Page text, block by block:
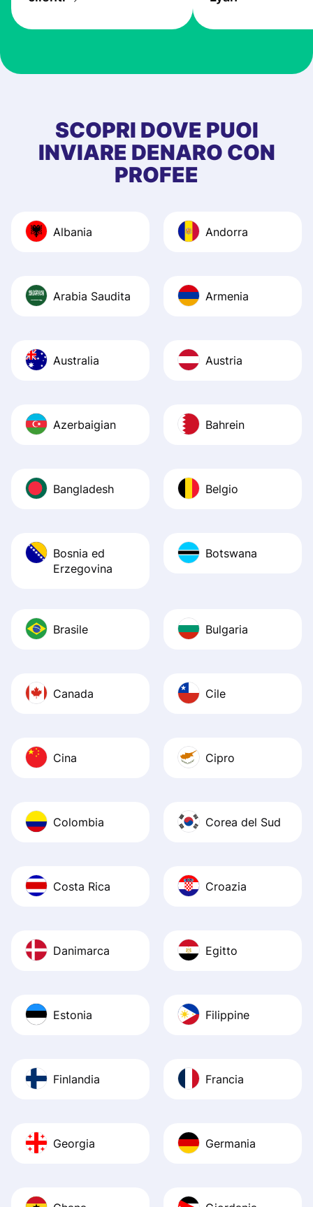
the exchange
at Profee is very
first started
app, and they
quick to provide
Recommend it!
SCOPRI DOVE PUOI
INVIARE DENARO CON
PROFEE
Albania Andorra
Arabia Saudita Armenia
Australia Austria
Azerbaigian Bahrein
Bangladesh Belgio
Bosnia ed
Erzegovina
Botswana
Brasile Bulgaria
Canada Cile
Cina Cipro
Colombia Corea del Sud
Costa Rica Croazia
Danimarca Egitto
Estonia Filippine
Finlandia Francia
Georgia Germania